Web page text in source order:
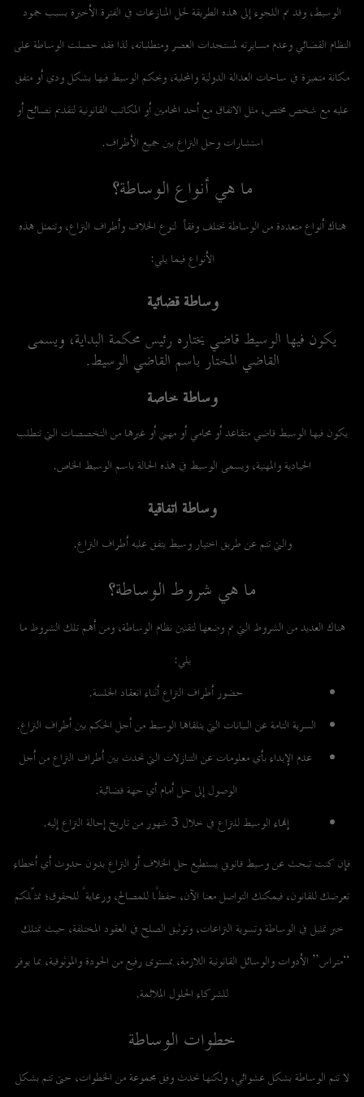
الوسيط، وقد تم اللجوء إلى هذه الطريقة لحل المنازعات في الفترة الأخيرة بسبب جمود
النظام القضائي وعدم مسايرته لمستجدات العصر ومتطلباته، لذا فقد حصلت الوساطة على
مكانة متميزة في ساحات العدالة الدولية والمحلية، ويحكم الوسيط فيها بشكل ودي أو متفق
عليه مع شخص مختص، مثل الاتفاق مع أحد المحامين أو المكاتب القانونية لتقديم نصائح أو
استشارات وحل النزاع بين جميع الأطراف.
ما هي أنواع الوساطة؟
هناك أنواع متعددة من الوساطة تختلف وفقاً لنوع الخلاف وأطراف النزاع، وتتمثل هذه
الأنواع فيما يلي:
وساطة قضائية
يكون فيها الوسيط قاضي يختاره رئيس محكمة البداية، ويسمى
القاضي المختار باسم القاضي الوسيط.
وساطة خاصة
يكون فيها الوسيط قاضي متقاعد أو محامي أو مهني أو غيرها من التخصصات التي تتطلب
الحيادية والمهنية، ويسمى الوسيط في هذه الحالة باسم الوسيط الخاص.
وساطة اتفاقية
والتي تتم عن طريق اختيار وسيط يتفق عليه أطراف النزاع.
ما هي شروط الوساطة؟
هناك العديد من الشروط التي تم وضعها لتقنين نظام الوساطة، ومن أهم تلك الشروط ما
يلي:
حضور أطراف النزاع أثناء انعقاد الجلسة.
السرية التامة عن البيانات التي يتلقاها الوسيط من أجل الحكم بين أطراف النزاع.
عدم الإبداء بأي معلومات عن التنازلات التي تحدث بين أطراف النزاع من أجل
الوصول إلى حل أمام أي جهة قضائية.
إنهاء الوسيط للنزاع في خلال 3 شهور من تاريخ إحالة النزاع إليه.
فإن كنت تبحث عن وسيط قانوني يستطيع حل الخلاف أو النزاع بدون حدوث أي أخطاء
تعرضك للقانون، فيمكنكالتواصل معنا الآن، حفظًا للمصالح، ورعايةً للحقوق؛ نمثّلكم
خير تمثيل في الوساطة وتسوية النزاعات، وتوثيق الصلح في العقود المختلفة، حيث تمتلك
“متراس” الأدوات والوسائل القانونية اللازمة، بمستوى رفيع من الجودة والموثوقية، بما يوفر
للشركاء الحلول الملائمة.
خطوات الوساطة
لا تتم الوساطة بشكل عشوائي، ولكنها تحدث وفق مجموعة من الخطوات، حتى تتم بشكل